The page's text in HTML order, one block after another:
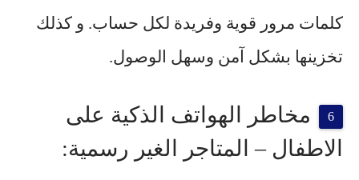
كلمات مرور قوية وفريدة لكل حساب. و كذلك
تخزينها بشكل آمن وسهل الوصول.
مخاطر الهواتف الذكية على
الاطفال – المتاجر الغير رسمية: